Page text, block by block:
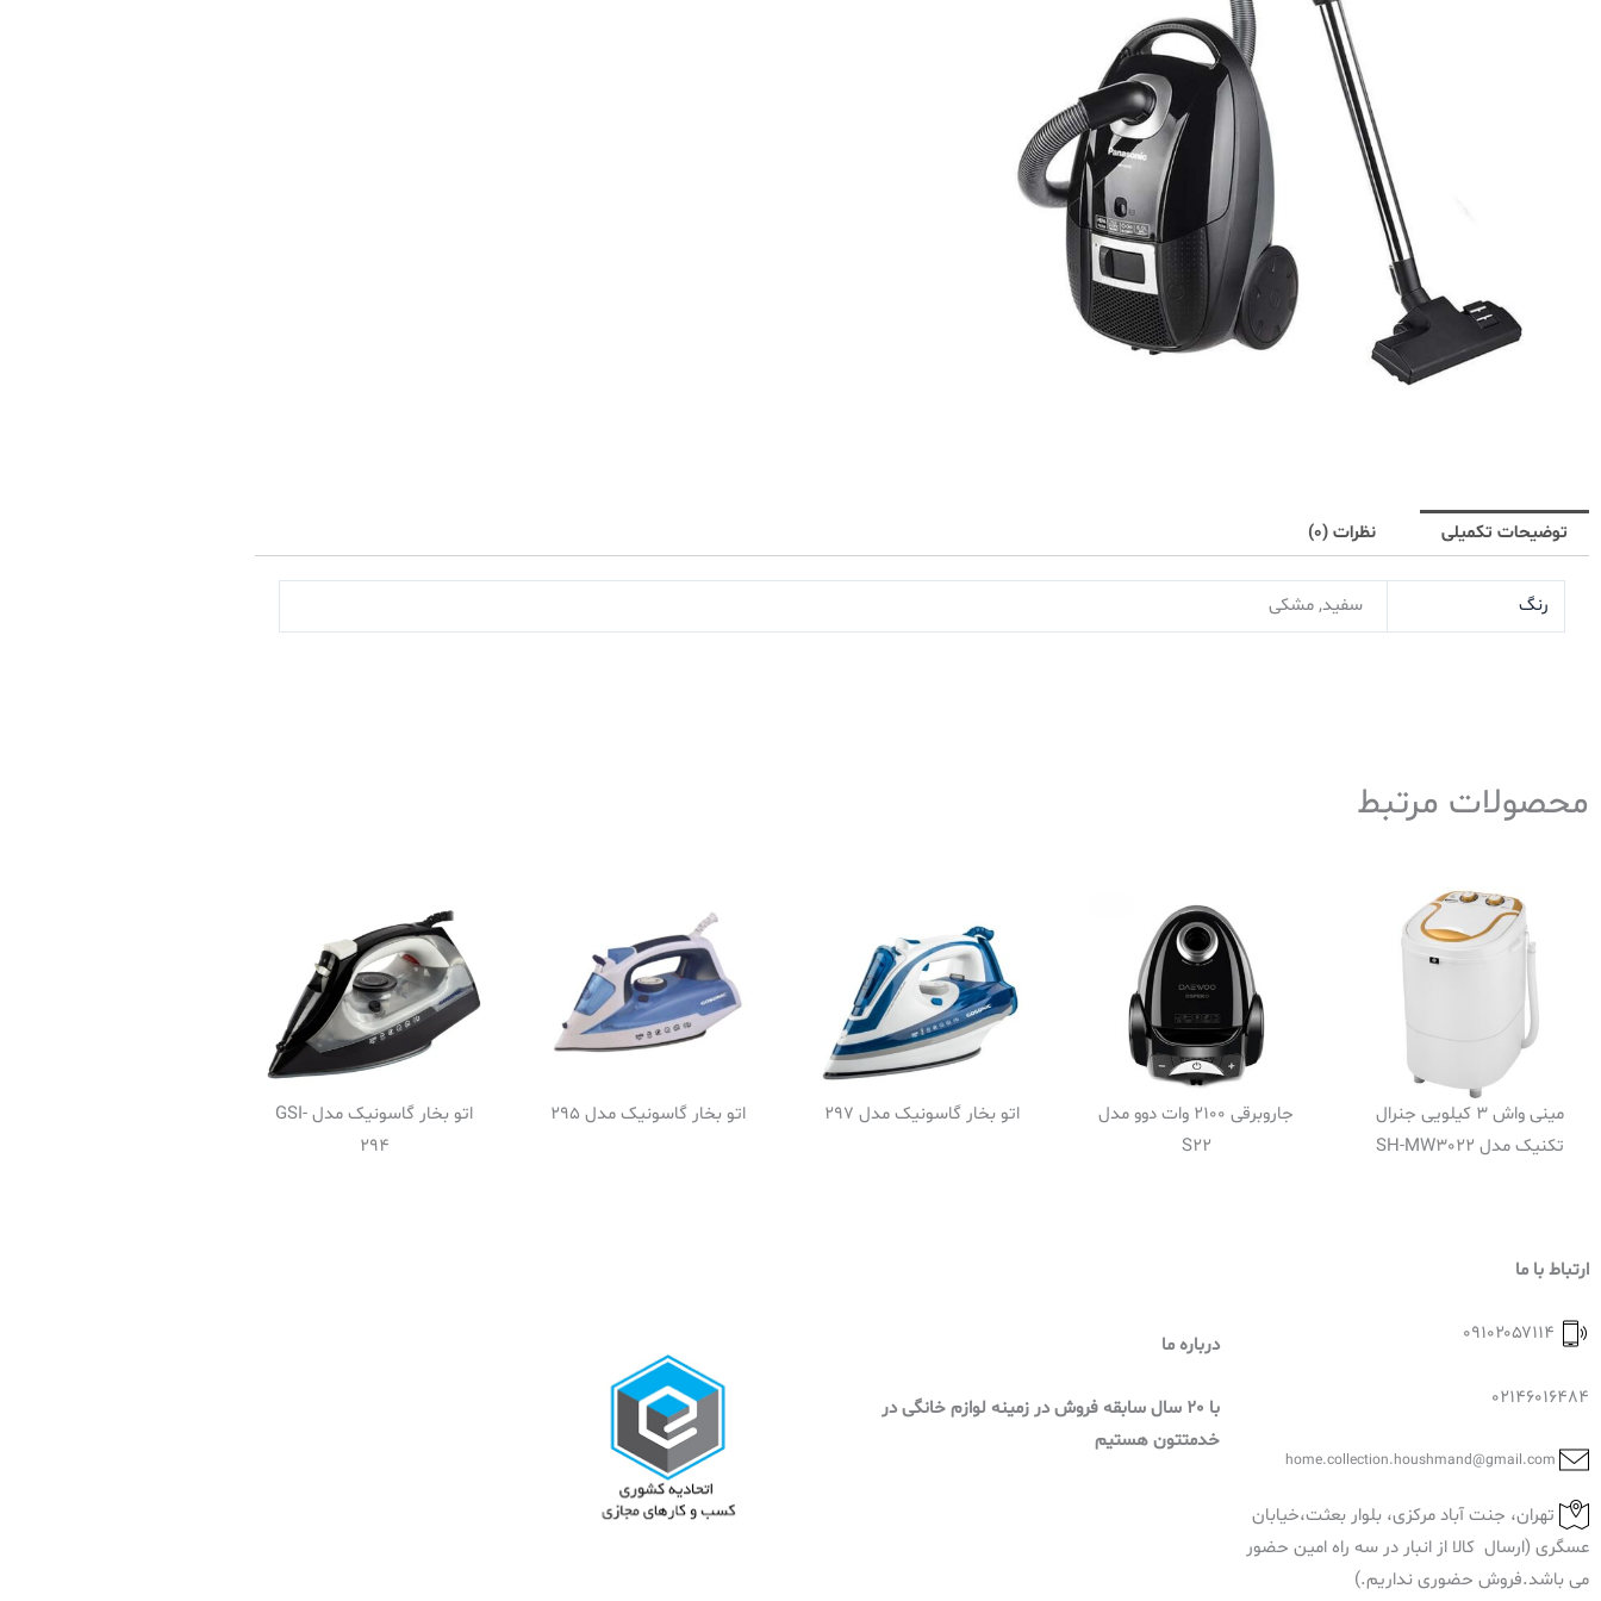
توضیحات تکمیلی نظرات (0)
رنگ سفید, مشکی
محصولات مرتبط
مینی واش 3 کیلویی جنرال
تکنیک مدل SH-MW3022
جاروبرقی 2100 وات دوو مدل
S22
اتو بخار گاسونیک مدل 297 اتو بخار گاسونیک مدل 295
اتو بخار گاسونیک مدل GSI-
294
ارتباط با ما
02146016484
تهران، جنت آباد مرکزی، بلوار بعثت،خیابان
عسگری (ارسال کالا از انبار در سه راه امین حضور
می باشد.فروش حضوری نداریم.)
درباره ما
با 20 سال سابقه فروش در زمینه لوازم خانگی در
خدمتتون هستیم